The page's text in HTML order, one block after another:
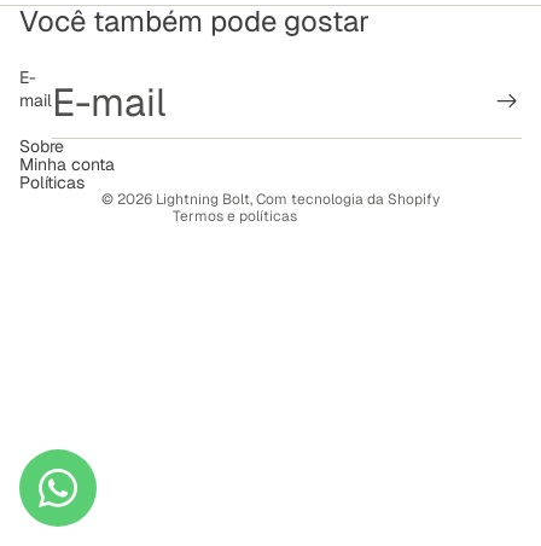
Você também pode gostar
E-
mail
Sobre
Minha conta
Políticas
© 2026 Lightning Bolt,Com tecnologia da Shopify
Termos e políticas
Política de privacidade
Termos de serviço
Política de frete